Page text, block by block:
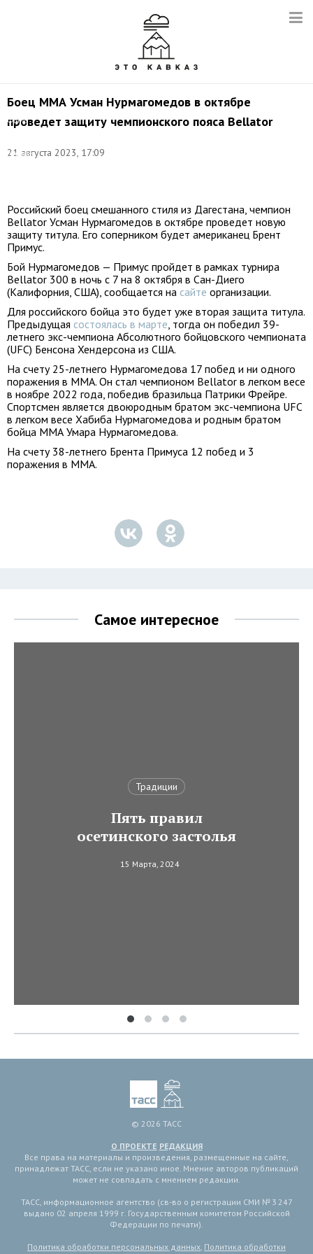
Боец ММА Усман Нурмагомедов в октябре
проведет защиту чемпионского пояса Bellator
21 августа 2023, 17:09
Фото
(архив):
служба
Российский боец смешанного стиля из Дагестана, чемпион
Bellator Усман Нурмагомедов в октябре проведет новую
защиту титула. Его соперником будет американец Брент
Примус.
Бой Нурмагомедов — Примус пройдет в рамках турнира
Bellator 300 в ночь с 7 на 8 октября в Сан-Диего
(Калифорния, США), сообщается на сайте организации.
Для российского бойца это будет уже вторая защита титула.
Предыдущая состоялась в марте, тогда он победил 39-
летнего экс-чемпиона Абсолютного бойцовского чемпионата
(UFC) Бенсона Хендерсона из США.
На счету 25-летнего Нурмагомедова 17 побед и ни одного
поражения в ММА. Он стал чемпионом Bellator в легком весе
в ноябре 2022 года, победив бразильца Патрики Фрейре.
Спортсмен является двоюродным братом экс-чемпиона UFC
в легком весе Хабиба Нурмагомедова и родным братом
бойца ММА Умара Нурмагомедова.
На счету 38-летнего Брента Примуса 12 побед и 3
поражения в ММА.
Самое интересное
Традиции
Пять правил
осетинского застолья
15 Марта, 2024
© 2026 ТАСС
О ПРОЕКТЕ РЕДАКЦИЯ
Все права на материалы и произведения, размещенные на сайте,
принадлежат ТАСС, если не указано иное. Мнение авторов публикаций
может не совпадать с мнением редакции.
ТАСС, информационное агентство (св-во о регистрации СМИ № 3 247
выдано 02 апреля 1999 г. Государственным комитетом Российской
Федерации по печати).
Политика обработки персональных данных, Политика обработки